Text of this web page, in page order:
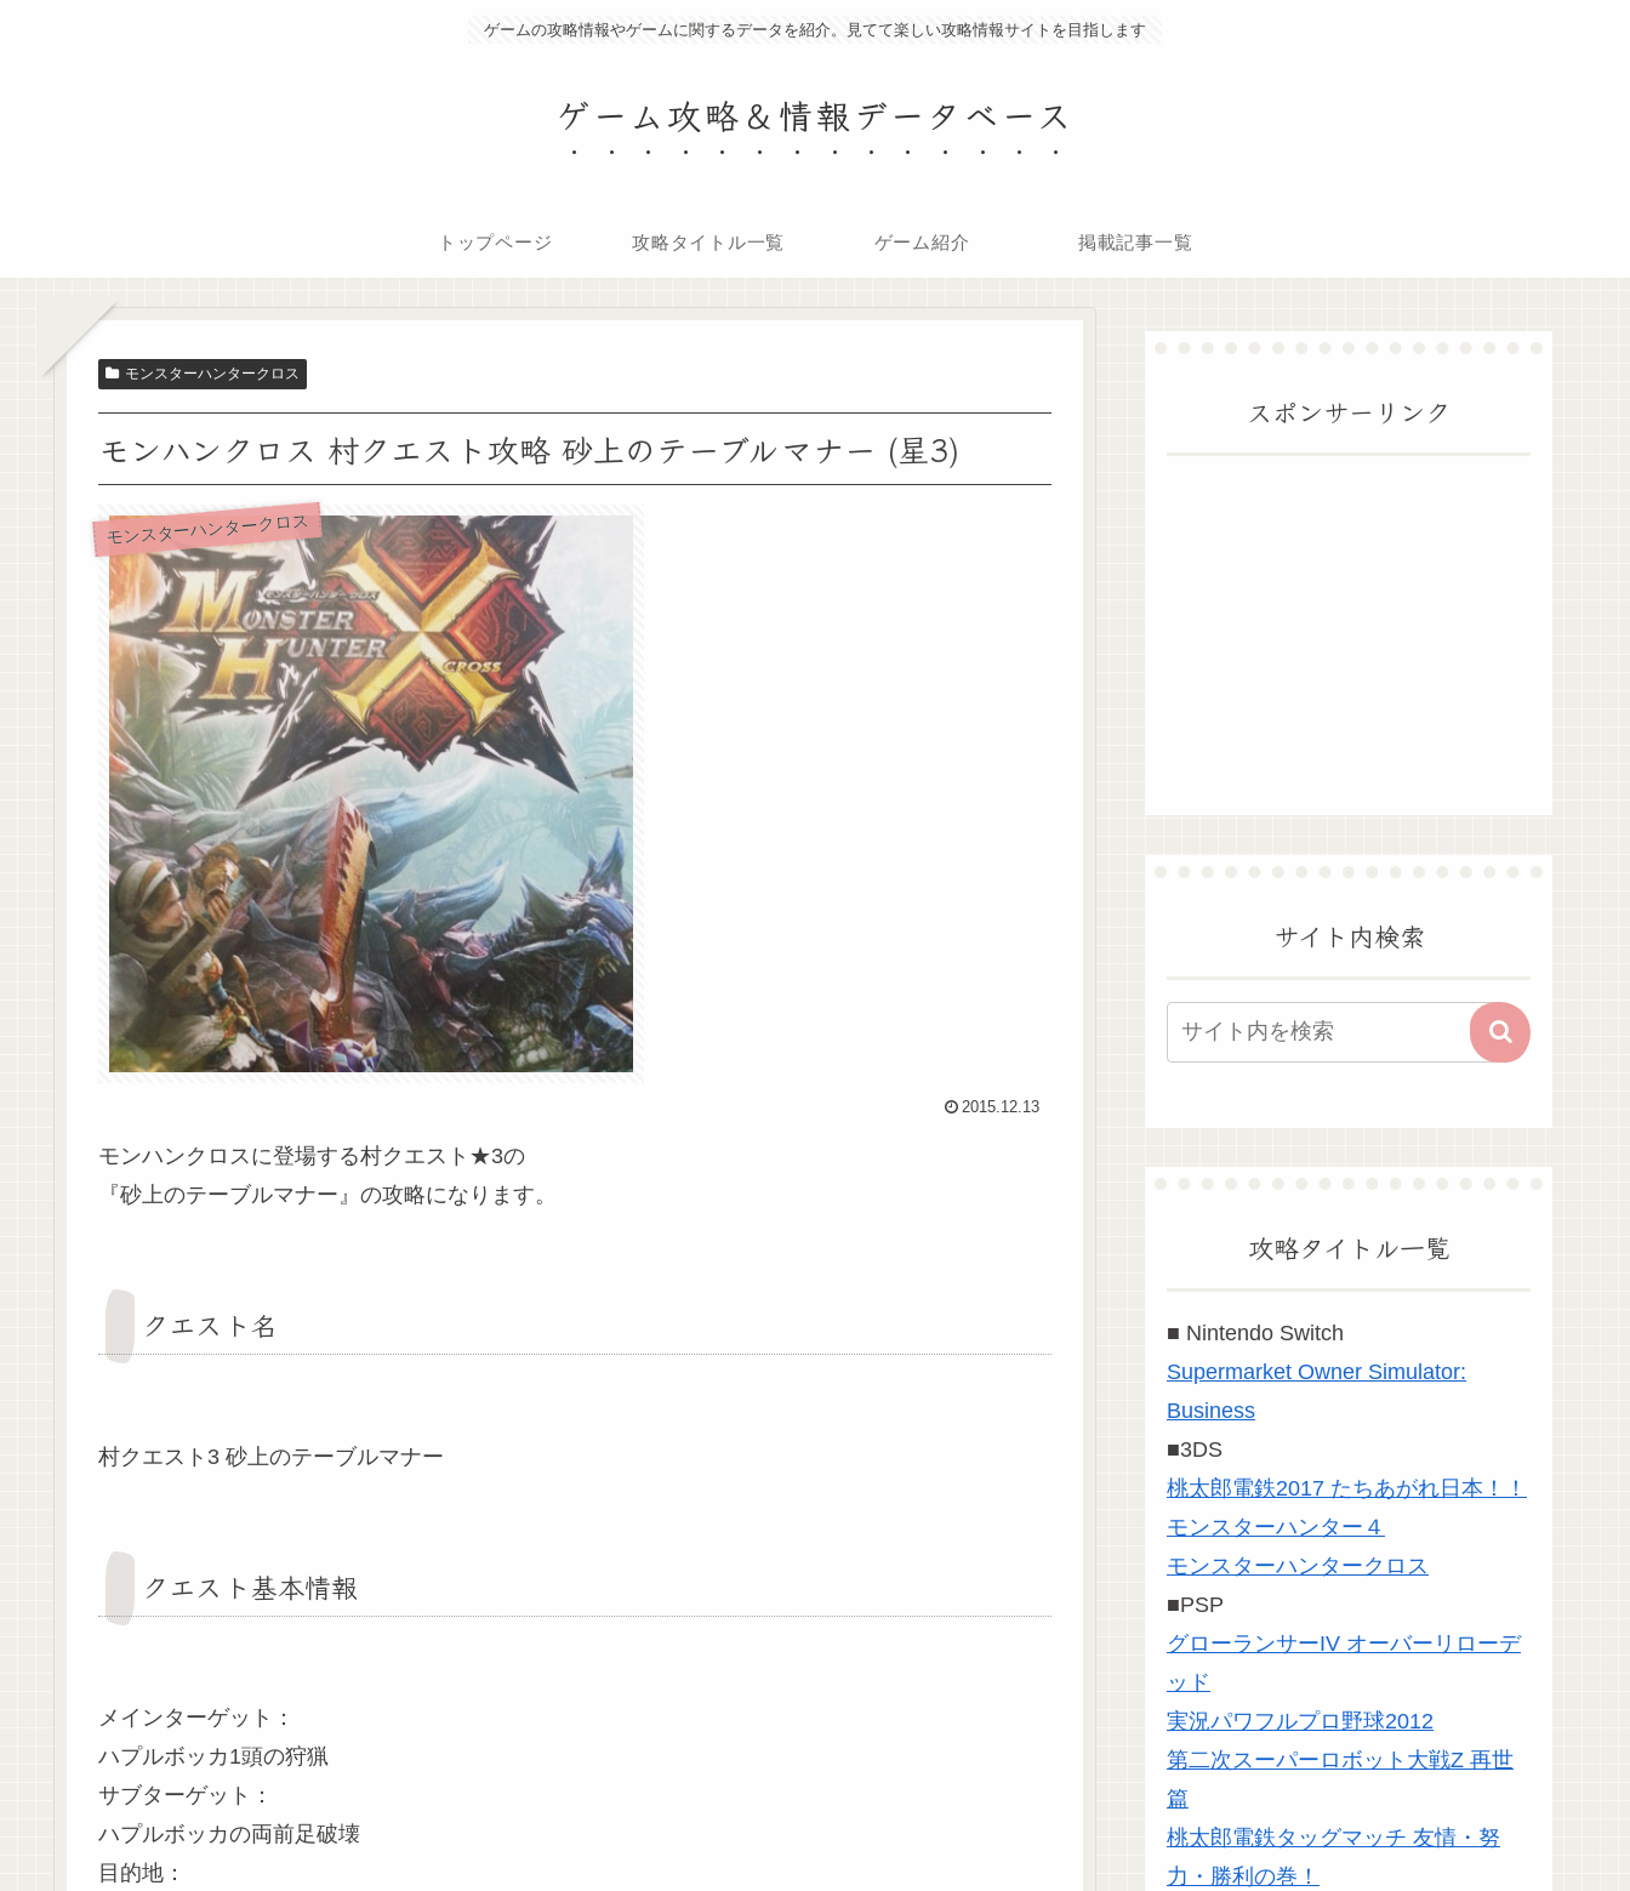
ゲームの攻略情報やゲームに関するデータを紹介。見てて楽しい攻略情報サイトを目指します
ゲーム攻略＆情報データベース
トップページ 攻略タイトル一覧 ゲーム紹介 掲載記事一覧
モンスターハンタークロス
モンハンクロス 村クエスト攻略 砂上のテーブルマナー (星3)
モンスターハンタークロス
2015.12.13
モンハンクロスに登場する村クエスト★3の
『砂上のテーブルマナー』の攻略になります。
クエスト名
村クエスト3 砂上のテーブルマナー
クエスト基本情報
メインターゲット：
ハプルボッカ1頭の狩猟
サブターゲット：
ハプルボッカの両前足破壊
目的地：
スポンサーリンク
サイト内検索
攻略タイトル一覧
■ Nintendo Switch
Supermarket Owner Simulator:
Business
■3DS
桃太郎電鉄2017 たちあがれ日本！！
モンスターハンター４
モンスターハンタークロス
■PSP
グローランサーIV オーバーリローデ
ッド
実況パワフルプロ野球2012
第二次スーパーロボット大戦Z 再世
篇
桃太郎電鉄タッグマッチ 友情・努
力・勝利の巻！